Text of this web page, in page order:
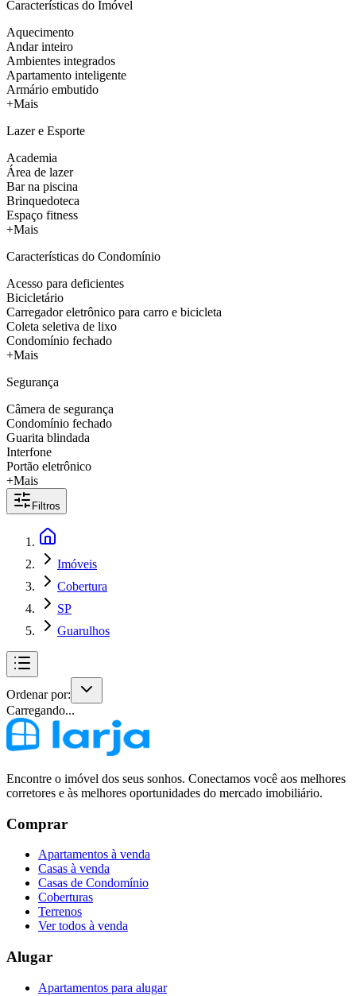
Características do Imóvel
Aquecimento
Andar inteiro
Ambientes integrados
Apartamento inteligente
Armário embutido
+Mais
Lazer e Esporte
Academia
Área de lazer
Bar na piscina
Brinquedoteca
Espaço fitness
+Mais
Características do Condomínio
Acesso para deficientes
Bicicletário
Carregador eletrônico para carro e bicicleta
Coleta seletiva de lixo
Condomínio fechado
+Mais
Segurança
Câmera de segurança
Condomínio fechado
Guarita blindada
Interfone
Portão eletrônico
+Mais
Filtros
Imóveis
Cobertura
SP
Guarulhos
Ordenar por:
Carregando...
Encontre o imóvel dos seus sonhos. Conectamos você aos melhores
corretores e às melhores oportunidades do mercado imobiliário.
Comprar
Apartamentos à venda
Casas à venda
Casas de Condomínio
Coberturas
Terrenos
Ver todos à venda
Alugar
Apartamentos para alugar